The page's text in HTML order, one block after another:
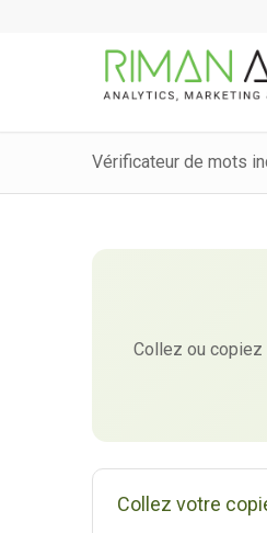
Vérificateur de mots
Collez ou
Collez votre